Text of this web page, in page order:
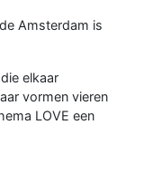
Amsterdam is
elkaar
vormen vieren
LOVE een